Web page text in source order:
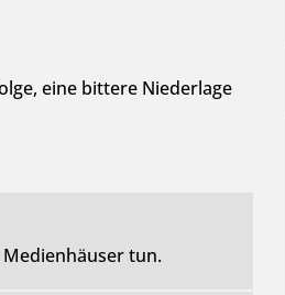
eine bittere Niederlage
tun.